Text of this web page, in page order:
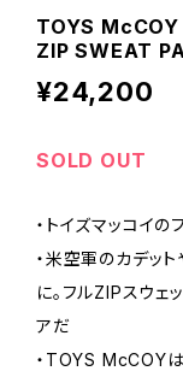
TOYS
ZIP SWEAT
¥24,200
SOLD OUT
・トイズマッコイ
・米空軍のカデッ
に。フルZIPスウェ
アだ
・TOYS McCOYは